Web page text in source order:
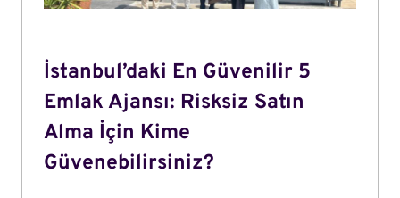
İstanbul’daki En Güvenilir 5
Emlak Ajansı: Risksiz Satın
Alma İçin Kime
Güvenebilirsiniz?